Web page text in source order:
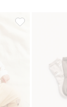
jossa on